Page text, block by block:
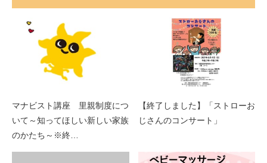
マナビスト講座 里親制度につ
いて～知ってほしい新しい家族
のかたち～※終…
【終了しました】「ストローお
じさんのコンサート」